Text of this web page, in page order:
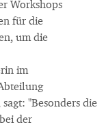
Workshops
für die
um die
im
"Besonders die
der